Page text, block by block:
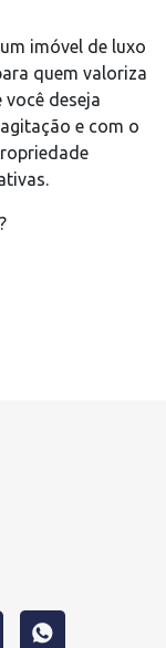
imóvel de luxo
quem valoriza
deseja
e com o